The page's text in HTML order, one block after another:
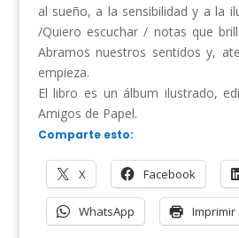
al sueño, a la sensibilidad y a la
/Quiero escuchar / notas que
Abramos nuestros sentidos y,
empieza.
El libro es un álbum ilustrado,
Amigos de Papel.
Comparte esto:
X Facebook
WhatsApp Imprimir